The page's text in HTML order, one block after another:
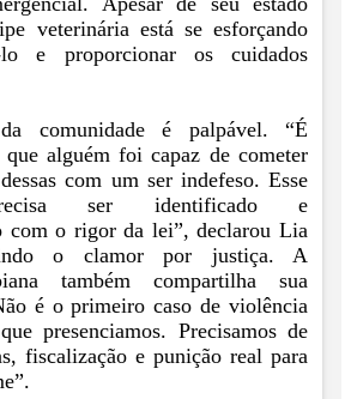
veterinária está se esforçando
lo e proporcionar os cuidados
comunidade é palpável. “É
que alguém foi capaz de cometer
com um ser indefeso. Esse
ser identificado e
com o rigor da lei”, declarou Lia
o clamor por justiça. A
também compartilha sua
é o primeiro caso de violência
presenciamos. Precisamos de
fiscalização e punição real para